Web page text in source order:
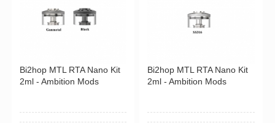
Bi2hop MTL RTA Nano Kit
2ml - Ambition Mods
Bi2hop MTL RTA Nano Kit
2ml - Ambition Mods